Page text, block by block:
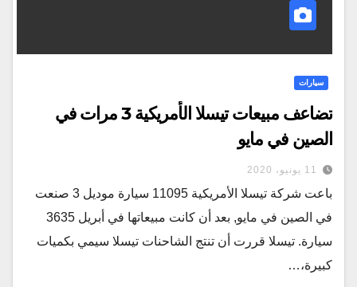
سيارات
تضاعف مبيعات تيسلا الأمريكية 3 مرات في
الصين في مايو
11 يونيو، 2020
باعت شركة تيسلا الأمريكية 11095 سيارة موديل 3 صنعت
في الصين في مايو, بعد أن كانت مبيعاتها في أبريل 3635
سيارة. تيسلا قررت أن تنتج الشاحنات تيسلا سيمي بكميات
كبيرة،…